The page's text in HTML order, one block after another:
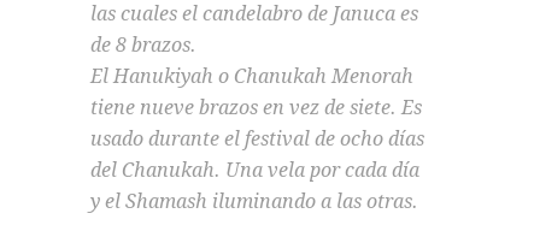
las cuales el candelabro de Januca es
de 8 brazos.
El Hanukiyah o Chanukah Menorah
tiene nueve brazos en vez de siete. Es
usado durante el festival de ocho días
del Chanukah. Una vela por cada día
y el Shamash iluminando a las otras.